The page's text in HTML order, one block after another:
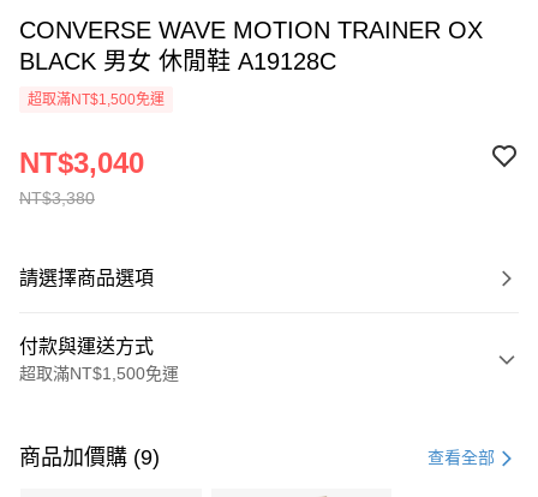
CONVERSE WAVE MOTION TRAINER OX
BLACK 男女 休閒鞋 A19128C
超取滿NT$1,500免運
NT$3,380
NT$3,040
請選擇商品選項
付款與運送方式
超取滿NT$1,500免運
信用卡一次付款
商品加價購 (9) 查看全部